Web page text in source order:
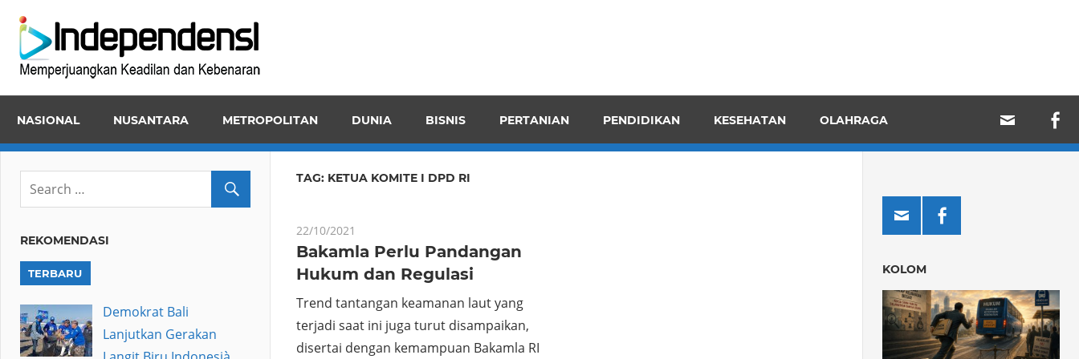
content
dan
NASIONAL NUSANTARA METROPOLITAN DUNIA BISNIS PERTANIAN PENDIDIKAN KESEHATAN OLAHRAGA
TAG: KETUA KOMITE I DPD RI
22/10/2021
Bakamla Perlu Pandangan
Hukum dan Regulasi
Trend tantangan keamanan laut yang
terjadi saat ini juga turut disampaikan,
disertai dengan kemampuan Bakamla RI
REKOMENDASI
TERBARU
Demokrat Bali
Lanjutkan Gerakan
KOLOM